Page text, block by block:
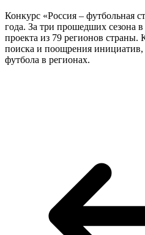
Конкурс «Россия – футбольная
года. За три прошедших сезона
проекта из 79 регионов страны.
поиска и поощрения
футбола в регионах.